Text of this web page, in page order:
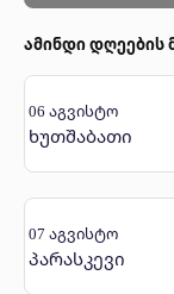
ამინდი დღეების
06 აგვისტო
ხუთშაბათი
07 აგვისტო
პარასკევი